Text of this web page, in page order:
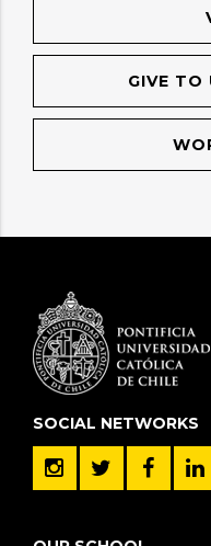
GIVE TO
SOCIAL NETWORKS